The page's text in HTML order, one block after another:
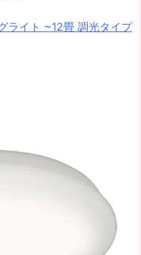
ライト ~12畳 調光タイプ